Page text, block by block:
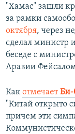
"Хамас" зашли
за рамки
октября, через
сделал министр
беседе с
Аравии
Как отмечаетБи-
"Китай открыто
причем эти